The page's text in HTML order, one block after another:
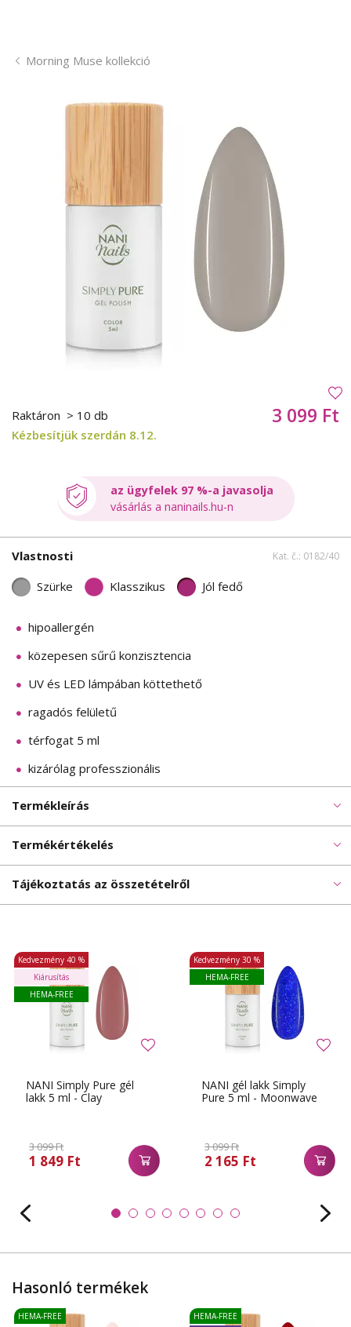
Morning Muse kollekció
Raktáron > 10 db
Kézbesítjük szerdán 8.12.
3 099 Ft
az ügyfelek 97 %-a javasolja
vásárlás a naninails.hu-n
Vlastnosti Kat. č.: 0182/40
Szürke Klasszikus Jól fedő
hipoallergén
közepesen sűrű konzisztencia
UV és LED lámpában köttethető
ragadós felületű
térfogat 5 ml
kizárólag professzionális
Termékleírás
Termékértékelés
Tájékoztatás az összetételről
NANI Simply Pure gél
lakk 5 ml - Clay
3 099 Ft
1 849 Ft
Kedvezmény 40 %
Kiárusítás
HEMA-FREE
NANI gél lakk Simply
Pure 5 ml - Moonwave
3 099 Ft
2 165 Ft
Kedvezmény 30 %
HEMA-FREE
Hasonló termékek
HEMA-FREE
HEMA-FREE